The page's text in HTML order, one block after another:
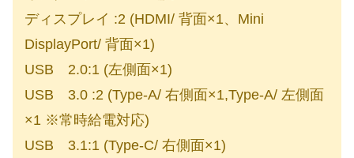
ディスプレイ :2 (HDMI/ 背面×1、Mini
DisplayPort/ 背面×1)
USB 2.0:1 (左側面×1)
USB 3.0 :2 (Type-A/ 右側面×1,Type-A/ 左側面
×1 ※常時給電対応)
USB 3.1:1 (Type-C/ 右側面×1)